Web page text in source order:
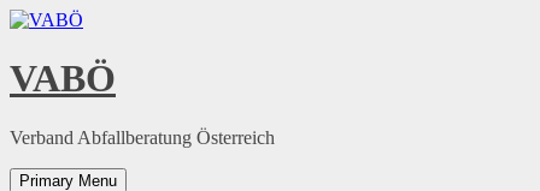
Skip
content
VABÖ
Verband Abfallberatung Österreich
Primary Menu